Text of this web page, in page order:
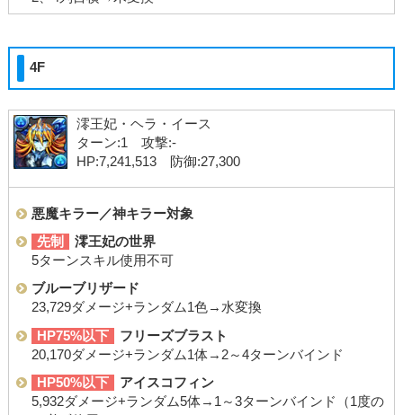
4F
澪王妃・ヘラ・イース
ターン:1 攻撃:-
HP:7,241,513 防御:27,300
悪魔キラー／神キラー対象
先制
澪王妃の世界
5ターンスキル使用不可
ブルーブリザード
23,729ダメージ+ランダム1色→水変換
HP75%以下
フリーズブラスト
20,170ダメージ+ランダム1体→2～4ターンバインド
HP50%以下
アイスコフィン
5,932ダメージ+ランダム5体→1～3ターンバインド（1度の